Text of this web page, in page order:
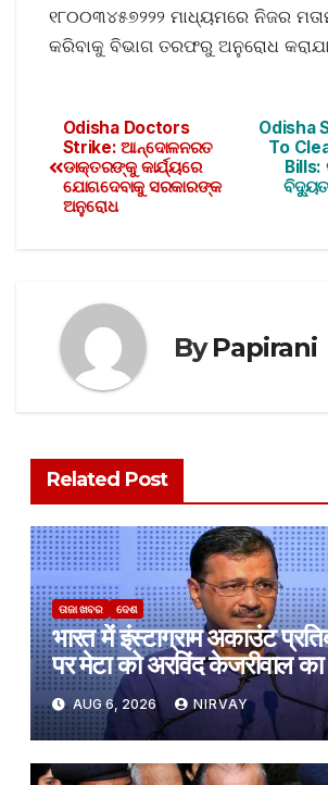
୧୮୦୦୩୪୫୭୨୨୨ ମାଧ୍ୟମରେ ନିଜର
କରିବାକୁ ବିଭାଗ ତରଫରୁ ଅନୁରୋଧ
Odisha
To
Bills:
Odisha Doctors
Strike: ଆନ୍ଦୋଳନରତ
ଡାକ୍ତରଙ୍କୁ କାର୍ଯ୍ୟରେ
ଯୋଗଦେବାକୁ ସରକାରଙ୍କ
ଅନୁରୋଧ
ByPapirani
Related Post
ତାଜା ଖବର ଦେଶ
भारत में इंस्टाग्राम अकाउंट
पर मेटा को अरविंद केजरीवाल का
AUG 6, 2026 NIRVAY